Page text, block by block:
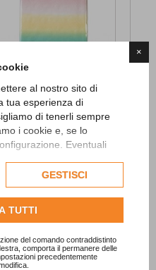
×
al nostro sito di
tua esperienza di
di tenerli sempre
i cookie e, se lo
Eventuali
del consenso
completa.
GESTISCI
TUTTI
del comando contraddistinto
comporta il permanere delle
precedentemente
Pastel Tablecover
€